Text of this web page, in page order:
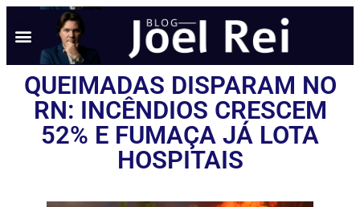
QUEIMADAS DISPARAM NO
RN: INCÊNDIOS CRESCEM
52% E FUMAÇA JÁ LOTA
HOSPITAIS